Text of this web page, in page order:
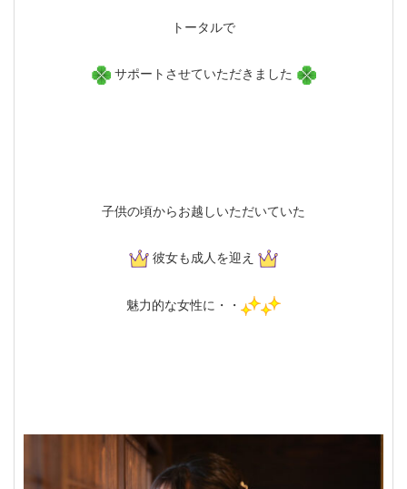
トータルで
サポートさせていただきました
子供の頃からお越しいただいていた
彼女も成人を迎え
魅力的な女性に・・